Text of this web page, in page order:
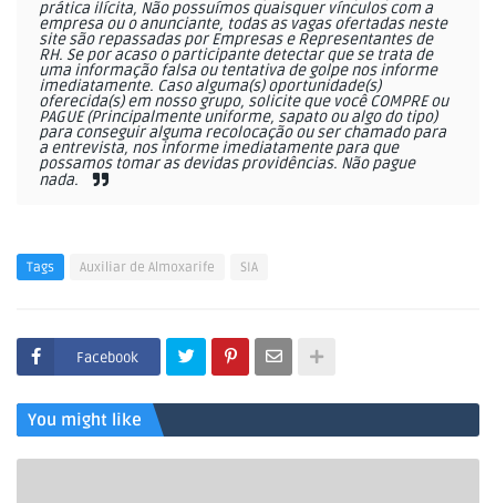
prática ilícita, Não possuímos quaisquer vínculos com a
empresa ou o anunciante, todas as vagas ofertadas neste
site são repassadas por Empresas e Representantes de
RH. Se por acaso o participante detectar que se trata de
uma informação falsa ou tentativa de golpe nos informe
imediatamente. Caso alguma(s) oportunidade(s)
oferecida(s) em nosso grupo, solicite que você COMPRE ou
PAGUE (Principalmente uniforme, sapato ou algo do tipo)
para conseguir alguma recolocação ou ser chamado para
a entrevista, nos informe imediatamente para que
possamos tomar as devidas providências. Não pague
nada.
Tags Auxiliar de Almoxarife SIA
Facebook
You might like